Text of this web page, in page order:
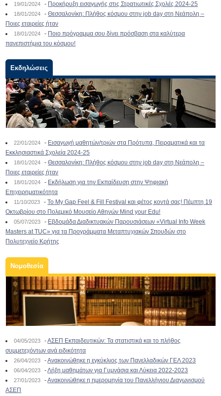
19/01/2024 - Προκήρυξη εισαγωγής στις Στρατιωτικές Σχολές 2024-25
18/01/2024 -Θεσσαλονίκη: Πλήθος κόσμου στην job day στη Νεάπολη –
Ποιες εταιρείες ήταν
18/01/2024 - Ποιο πρόγραμμα σου δίνει πρόσβαση στα καλύτερα
πανεπιστήμια του κόσμου!
Εκδηλώσεις
22/01/2024 - Εισαγωγή μαθητών/τριών στα Πρότυπα, Πειραματικά και τα
Εκκλησιαστικά Σχολεία 2024-25
18/01/2024 -Θεσσαλονίκη: Πλήθος κόσμου στην job day στη Νεάπολη –
Ποιες εταιρείες ήταν
18/01/2024 - Εκδήλωση για την Εκπαίδευση στην Ψηφιακή
Επιχειρηματικότητα
11/10/2023 -To My Gap Feel & Fill Festival και φέτος κοντά σας! Πέμπτη 19
Οκτωβρίου στο Πολεμικό Μουσείο Αθηνών Mind your Edu!
05/07/2023 - Εβδομάδα Διαδικτυακών Παρουσιάσεων «Virtual Info Week
Masters at TUC» για τα Προγράμματα Μεταπτυχιακών Σπουδών στο
Πολυτεχνείο Κρήτης
Νομοθεσία
04/05/2023 -ΑΣΕΠ Εκπαιδευτικών: Τα στατιστικά και το πλήθος
συμμετεχόντων ανά ειδικότητα
26/04/2023 -Ανακοινώθηκε η εγκύκλιος των Πανελλαδικών ΓΕΛ 2023
06/04/2023 -Λήξη μαθημάτων για Γυμνάσια και Λύκεια 2022-2023
27/01/2023 -Ανακοινώθηκε η ημερομηνία του Πανελλήνιου Διαγωνισμού
ΑΣΕΠ